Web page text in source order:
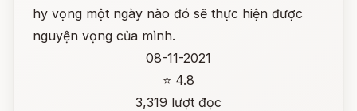
hy vọng một ngày nào đó sẽ thực hiện được
nguyện vọng của mình.
08-11-2021
⭐ 4.8
3,319 lượt đọc